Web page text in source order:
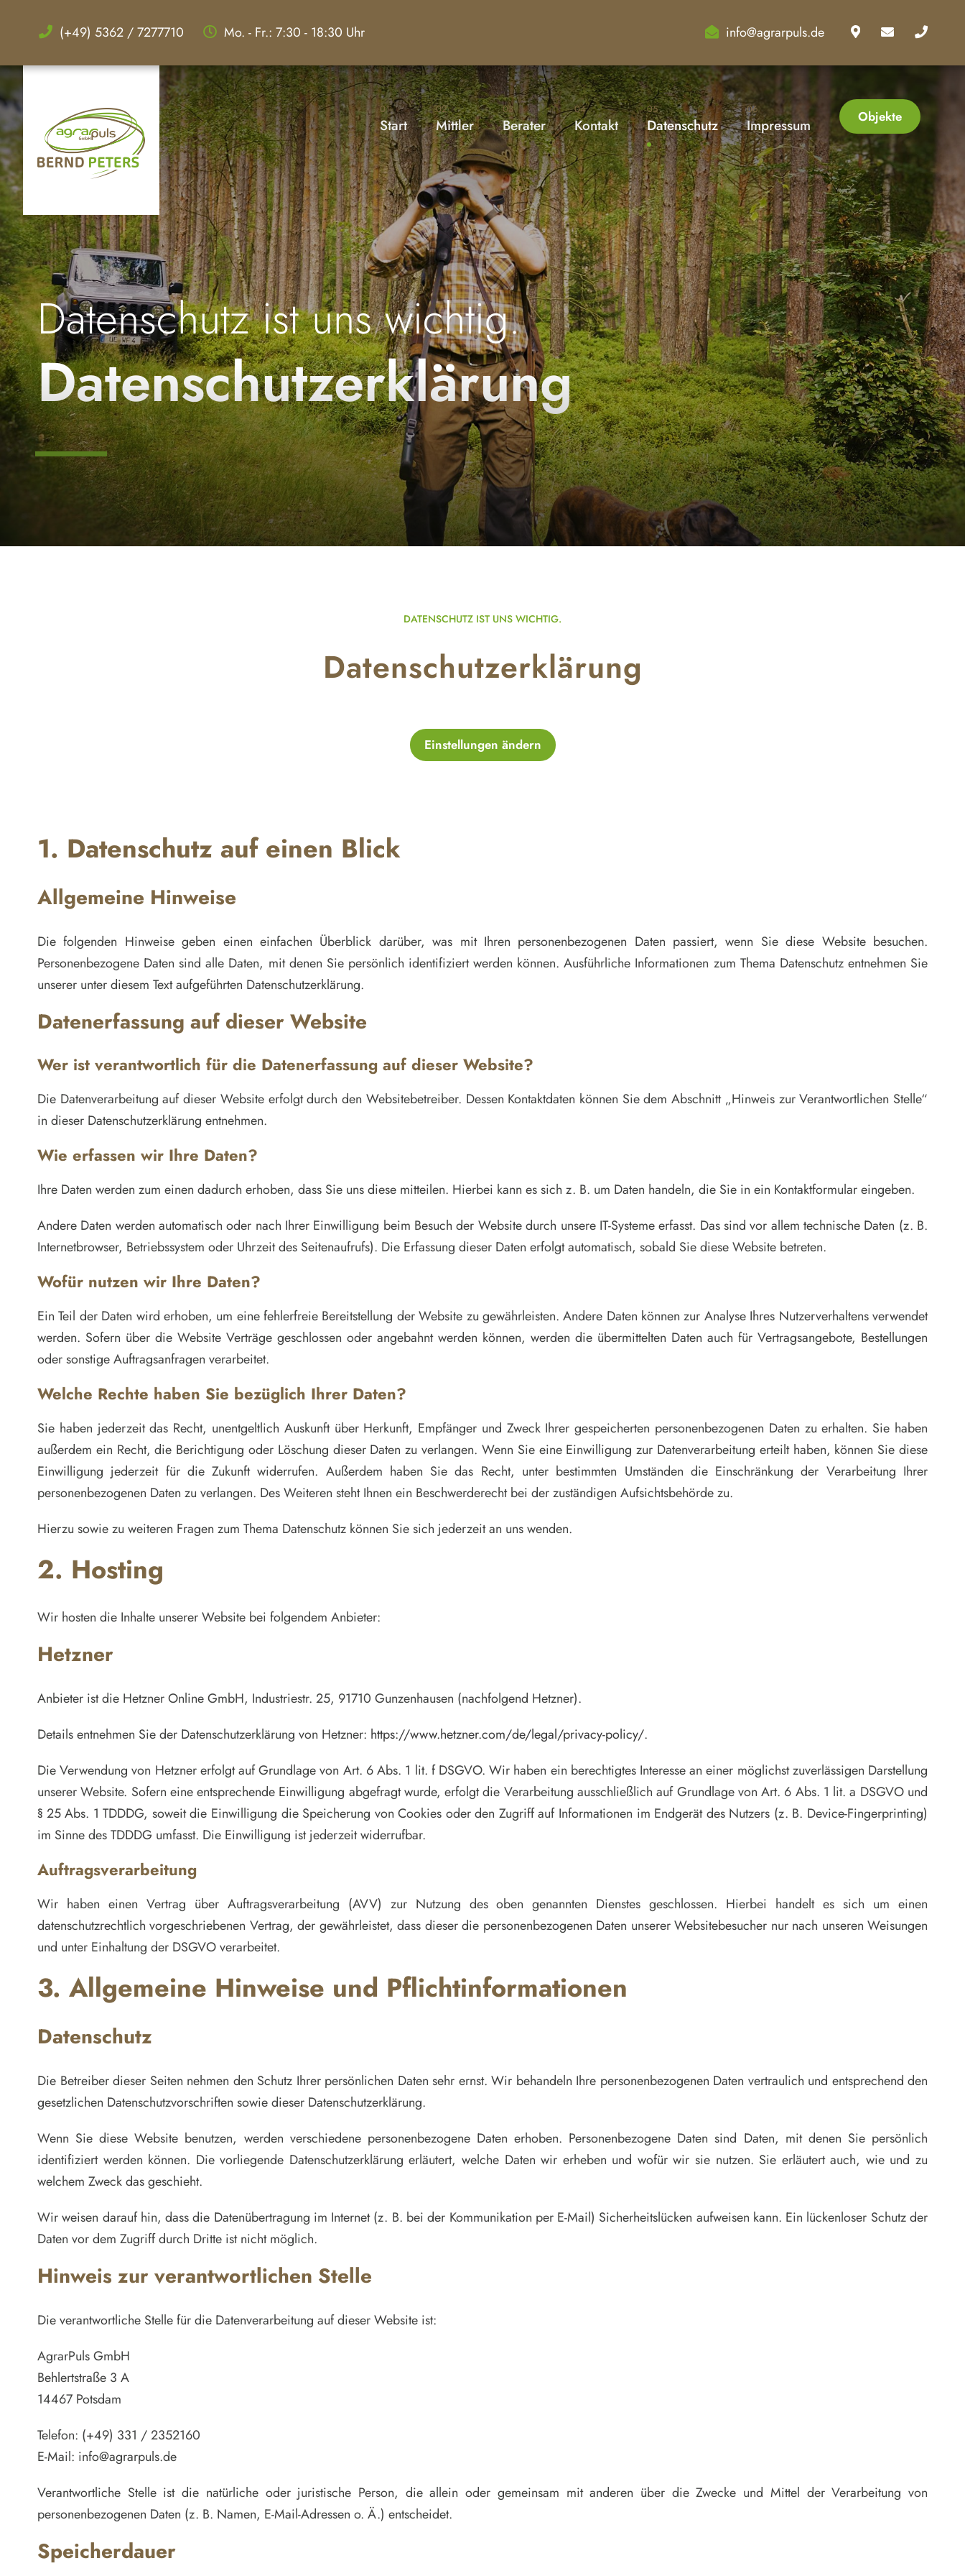
(+49) 5362 / 7277710 Mo. - Fr.: 7:30 - 18:30 Uhr info@agrarpuls.de
01
Start
02
Mittler
03
Berater
04
Kontakt
05
Datenschutz
06
Impressum Objekte
Datenschutzerklärung
Datenschutz ist uns wichtig.
DATENSCHUTZ IST UNS WICHTIG.
Datenschutzerklärung
Einstellungen ändern
1. Datenschutz auf einen Blick
Allgemeine Hinweise
Die folgenden Hinweise geben einen einfachen Überblick darüber, was mit Ihren personenbezogenen Daten passiert, wenn Sie diese Website besuchen.
Personenbezogene Daten sind alle Daten, mit denen Sie persönlich identifiziert werden können. Ausführliche Informationen zum Thema Datenschutz entnehmen Sie
unserer unter diesem Text aufgeführten Datenschutzerklärung.
Datenerfassung auf dieser Website
Wer ist verantwortlich für die Datenerfassung auf dieser Website?
Die Datenverarbeitung auf dieser Website erfolgt durch den Websitebetreiber. Dessen Kontaktdaten können Sie dem Abschnitt „Hinweis zur Verantwortlichen Stelle“
in dieser Datenschutzerklärung entnehmen.
Wie erfassen wir Ihre Daten?
Ihre Daten werden zum einen dadurch erhoben, dass Sie uns diese mitteilen. Hierbei kann es sich z. B. um Daten handeln, die Sie in ein Kontaktformular eingeben.
Andere Daten werden automatisch oder nach Ihrer Einwilligung beim Besuch der Website durch unsere IT-Systeme erfasst. Das sind vor allem technische Daten (z. B.
Internetbrowser, Betriebssystem oder Uhrzeit des Seitenaufrufs). Die Erfassung dieser Daten erfolgt automatisch, sobald Sie diese Website betreten.
Wofür nutzen wir Ihre Daten?
Ein Teil der Daten wird erhoben, um eine fehlerfreie Bereitstellung der Website zu gewährleisten. Andere Daten können zur Analyse Ihres Nutzerverhaltens verwendet
werden. Sofern über die Website Verträge geschlossen oder angebahnt werden können, werden die übermittelten Daten auch für Vertragsangebote, Bestellungen
oder sonstige Auftragsanfragen verarbeitet.
Welche Rechte haben Sie bezüglich Ihrer Daten?
Sie haben jederzeit das Recht, unentgeltlich Auskunft über Herkunft, Empfänger und Zweck Ihrer gespeicherten personenbezogenen Daten zu erhalten. Sie haben
außerdem ein Recht, die Berichtigung oder Löschung dieser Daten zu verlangen. Wenn Sie eine Einwilligung zur Datenverarbeitung erteilt haben, können Sie diese
Einwilligung jederzeit für die Zukunft widerrufen. Außerdem haben Sie das Recht, unter bestimmten Umständen die Einschränkung der Verarbeitung Ihrer
personenbezogenen Daten zu verlangen. Des Weiteren steht Ihnen ein Beschwerderecht bei der zuständigen Aufsichtsbehörde zu.
Hierzu sowie zu weiteren Fragen zum Thema Datenschutz können Sie sich jederzeit an uns wenden.
2. Hosting
Wir hosten die Inhalte unserer Website bei folgendem Anbieter:
Hetzner
Anbieter ist die Hetzner Online GmbH, Industriestr. 25, 91710 Gunzenhausen (nachfolgend Hetzner).
Details entnehmen Sie der Datenschutzerklärung von Hetzner: https://www.hetzner.com/de/legal/privacy-policy/.
Die Verwendung von Hetzner erfolgt auf Grundlage von Art. 6 Abs. 1 lit. f DSGVO. Wir haben ein berechtigtes Interesse an einer möglichst zuverlässigen Darstellung
unserer Website. Sofern eine entsprechende Einwilligung abgefragt wurde, erfolgt die Verarbeitung ausschließlich auf Grundlage von Art. 6 Abs. 1 lit. a DSGVO und
§ 25 Abs. 1 TDDDG, soweit die Einwilligung die Speicherung von Cookies oder den Zugriff auf Informationen im Endgerät des Nutzers (z. B. Device-Fingerprinting)
im Sinne des TDDDG umfasst. Die Einwilligung ist jederzeit widerrufbar.
Auftragsverarbeitung
Wir haben einen Vertrag über Auftragsverarbeitung (AVV) zur Nutzung des oben genannten Dienstes geschlossen. Hierbei handelt es sich um einen
datenschutzrechtlich vorgeschriebenen Vertrag, der gewährleistet, dass dieser die personenbezogenen Daten unserer Websitebesucher nur nach unseren Weisungen
und unter Einhaltung der DSGVO verarbeitet.
3. Allgemeine Hinweise und Pflicht­informationen
Datenschutz
Die Betreiber dieser Seiten nehmen den Schutz Ihrer persönlichen Daten sehr ernst. Wir behandeln Ihre personenbezogenen Daten vertraulich und entsprechend den
gesetzlichen Datenschutzvorschriften sowie dieser Datenschutzerklärung.
Wenn Sie diese Website benutzen, werden verschiedene personenbezogene Daten erhoben. Personenbezogene Daten sind Daten, mit denen Sie persönlich
identifiziert werden können. Die vorliegende Datenschutzerklärung erläutert, welche Daten wir erheben und wofür wir sie nutzen. Sie erläutert auch, wie und zu
welchem Zweck das geschieht.
Wir weisen darauf hin, dass die Datenübertragung im Internet (z. B. bei der Kommunikation per E-Mail) Sicherheitslücken aufweisen kann. Ein lückenloser Schutz der
Daten vor dem Zugriff durch Dritte ist nicht möglich.
Hinweis zur verantwortlichen Stelle
Die verantwortliche Stelle für die Datenverarbeitung auf dieser Website ist:
AgrarPuls GmbH
Behlertstraße 3 A
14467 Potsdam
Telefon: (+49) 331 / 2352160
E-Mail: info@agrarpuls.de
Verantwortliche Stelle ist die natürliche oder juristische Person, die allein oder gemeinsam mit anderen über die Zwecke und Mittel der Verarbeitung von
personenbezogenen Daten (z. B. Namen, E-Mail-Adressen o. Ä.) entscheidet.
Speicherdauer